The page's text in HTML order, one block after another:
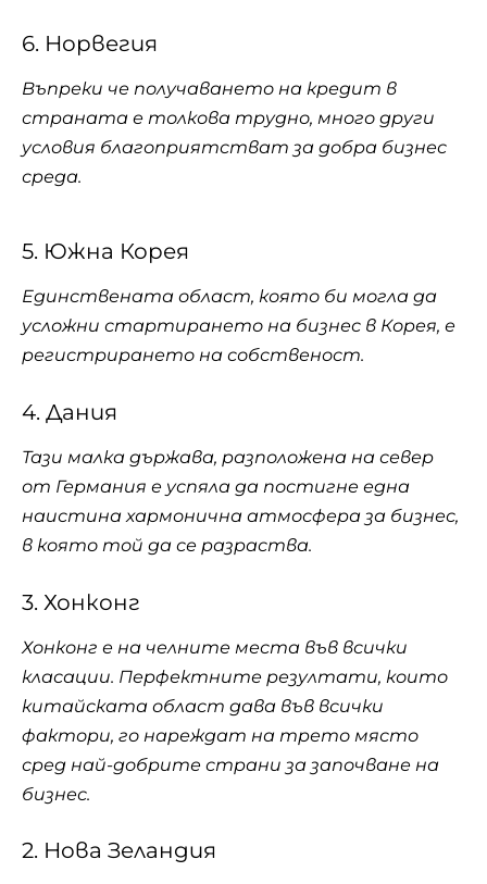
6. Норвегия
Въпреки че получаването на кредит в
страната е толкова трудно, много други
условия благоприятстват за добра бизнес
среда.
5. Южна Корея
Единствената област, която би могла да
усложни стартирането на бизнес в Корея, е
регистрирането на собственост.
4. Дания
Тази малка държава, разположена на север
от Германия е успяла да постигне една
наистина хармонична атмосфера за бизнес,
в която той да се разраства.
3. Хонконг
Хонконг е на челните места във всички
класации. Перфектните резултати, които
китайската област дава във всички
фактори, го нареждат на трето място
сред най-добрите страни за започване на
бизнес.
2. Нова Зеландия